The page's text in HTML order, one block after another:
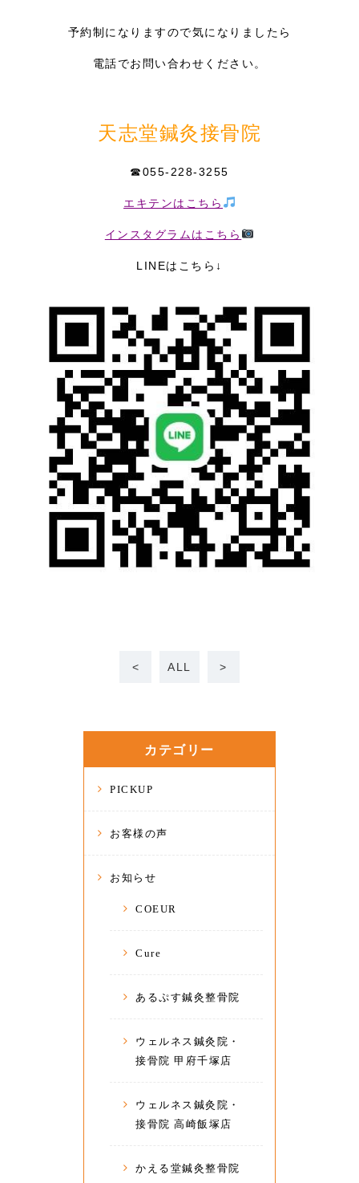
予約制になりますので気になりましたら
電話でお問い合わせください。
天志堂鍼灸接骨院
☎055-228-3255
エキテンはこちら
インスタグラムはこちら
LINEはこちら↓
< ALL >
カテゴリー
PICKUP
お客様の声
お知らせ
COEUR
Cure
あるぷす鍼灸整骨院
ウェルネス鍼灸院・
接骨院 甲府千塚店
ウェルネス鍼灸院・
接骨院 高崎飯塚店
かえる堂鍼灸整骨院